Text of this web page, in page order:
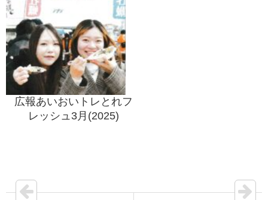
広報あいおいトレとれフ
レッシュ3月(2025)